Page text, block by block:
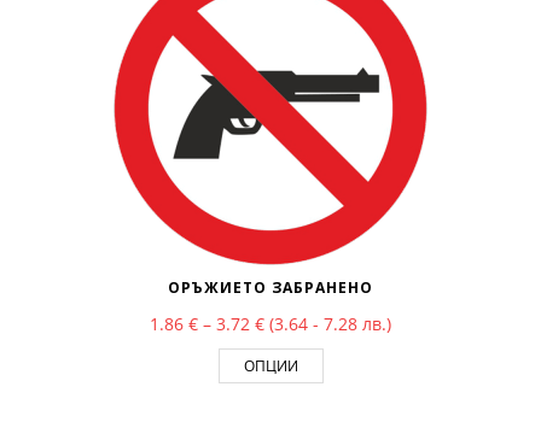
ОРЪЖИЕТО ЗАБРАНЕНО
1.86 € – 3.72 €Price range: 1.86 € through 3.72 €
(3.64 - 7.28 лв.)
ОПЦИИ